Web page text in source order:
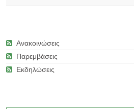
ΔΗΜΟΣ-
247,9 KB) - 481 download(s)
Ανακοινώσεις
Παρεμβάσεις
Εκδηλώσεις